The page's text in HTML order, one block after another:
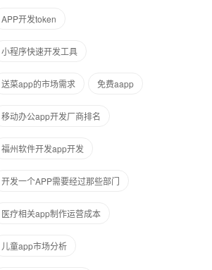
APP开发token
小程序快速开发工具
送菜app的市场需求 免费aapp
移动办公app开发厂商排名
福州软件开发app开发
开发一个APP需要经过那些部门
医疗相关app制作运营成本
儿童app市场分析